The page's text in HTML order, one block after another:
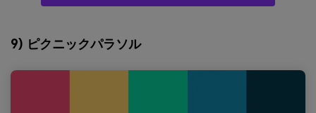
9) ピクニックパラソル